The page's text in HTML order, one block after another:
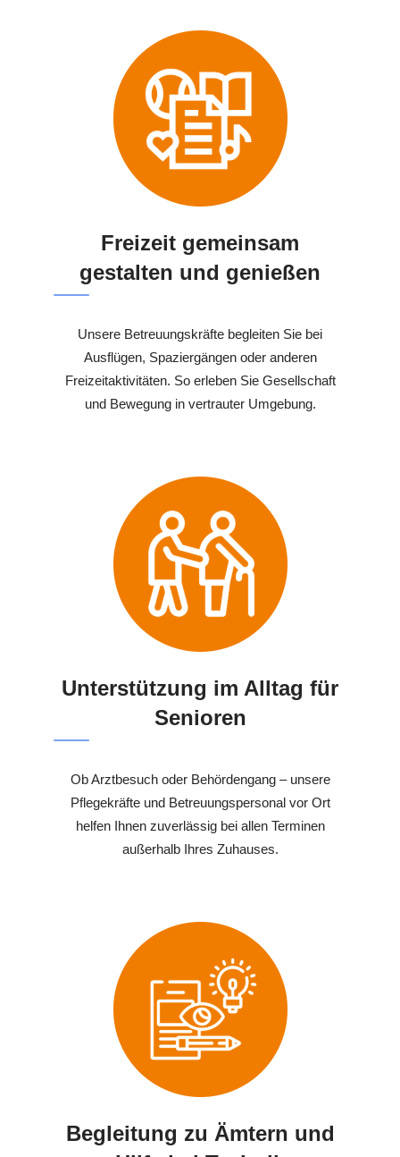
Freizeit gemeinsam
gestalten und genießen
Unsere Betreuungskräfte begleiten Sie bei
Ausflügen, Spaziergängen oder anderen
Freizeitaktivitäten. So erleben Sie Gesellschaft
und Bewegung in vertrauter Umgebung.
Unterstützung im Alltag für
Senioren
Ob Arztbesuch oder Behördengang – unsere
Pflegekräfte und Betreuungspersonal vor Ort
helfen Ihnen zuverlässig bei allen Terminen
außerhalb Ihres Zuhauses.
Begleitung zu Ämtern und